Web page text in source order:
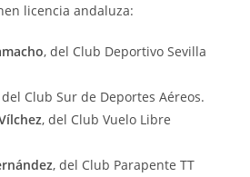
licencia andaluza:
, del Club Deportivo Sevilla
del Club Sur de Deportes Aéreos.
, del Club Vuelo Libre
, del Club Parapente TT